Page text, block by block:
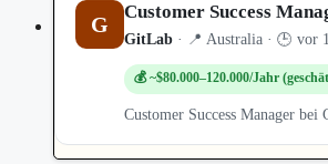
G Customer Success
GitLab · 📍 Australia · 🕒 vor
💰 ~$80.000–120.000/Jahr
Customer Success Manager